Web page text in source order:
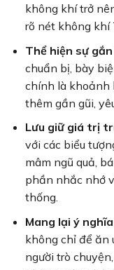
không khí trở
rõ nét không khí
Thể hiện sự
chuẩn bị, bày
chính là khoảnh
thêm gần gũi,
Lưu giữ giá trị
với các biểu
mâm ngũ quả,
phần nhắc nhớ
thống.
Mang lại ý
không chỉ để ăn
người trò